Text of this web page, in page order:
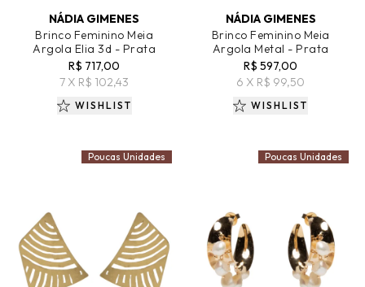
NÁDIA GIMENES
Brinco Feminino Meia
Argola Elia 3d - Prata
R$ 717,00
7 X R$ 102,43
WISHLIST
NÁDIA GIMENES
Brinco Feminino Meia
Argola Metal - Prata
R$ 597,00
6 X R$ 99,50
WISHLIST
Poucas Unidades Poucas Unidades